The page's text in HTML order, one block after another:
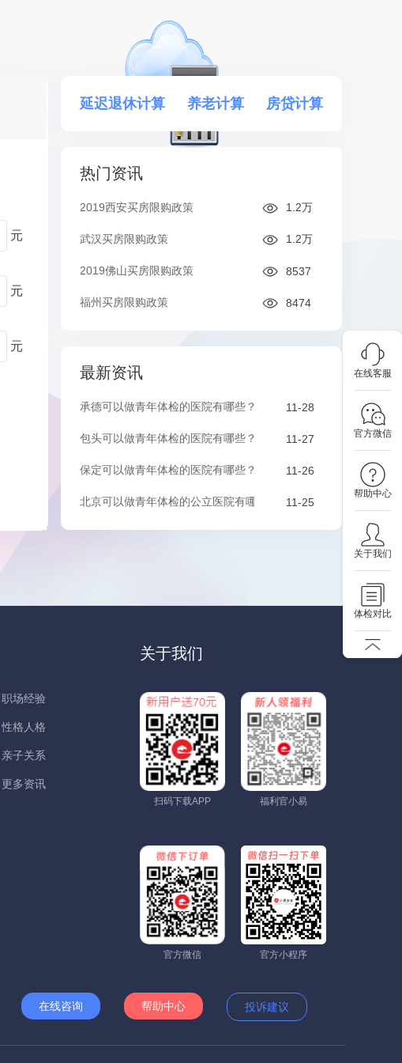
在线客服
官方微信
帮助中心
关于我们
体检对比
元
元
元
延迟退休计算 养老计算 房贷计算
热门资讯
2019西安买房限购政策 1.2万
武汉买房限购政策 1.2万
2019佛山买房限购政策 8537
福州买房限购政策 8474
最新资讯
承德可以做青年体检的医院有哪些？该如何预约？
11-28
包头可以做青年体检的医院有哪些？该如何预约？
11-27
保定可以做青年体检的医院有哪些？有哪些套餐可以选择？
11-26
北京可以做青年体检的公立医院有哪些？有哪些套餐可以选择？
11-25
职场经验
性格人格
亲子关系
更多资讯
关于我们
扫码下载APP 福利官小易
官方微信 官方小程序
在线咨询 帮助中心 投诉建议